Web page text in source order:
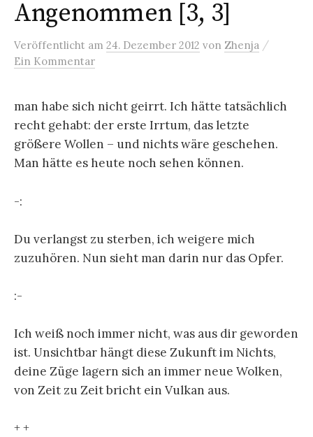
Angenommen [3, 3]
Veröffentlicht am 24. Dezember 2012 von Zhenja /
Ein Kommentar
man habe sich nicht geirrt. Ich hätte tatsächlich
recht gehabt: der erste Irrtum, das letzte
größere Wollen – und nichts wäre geschehen.
Man hätte es heute noch sehen können.
-:
Du verlangst zu sterben, ich weigere mich
zuzuhören. Nun sieht man darin nur das Opfer.
:-
Ich weiß noch immer nicht, was aus dir geworden
ist. Unsichtbar hängt diese Zukunft im Nichts,
deine Züge lagern sich an immer neue Wolken,
von Zeit zu Zeit bricht ein Vulkan aus.
+ +